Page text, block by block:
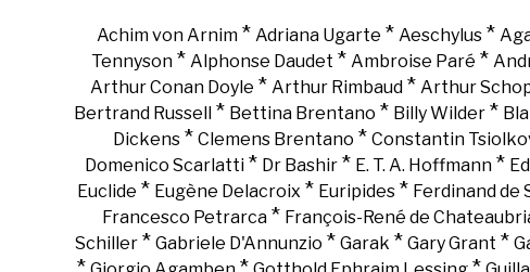
Achim von Arnim* Adriana Ugarte * Aeschylus*
Tennyson * Alphonse Daudet * Ambroise Paré *
Arthur Conan Doyle * Arthur Rimbaud * Arthur
Bertrand Russell * Bettina Brentano * Billy Wilder *
Dickens * Clemens Brentano * Constantin
Domenico Scarlatti * Dr Bashir * E. T. A. Hoffmann *
Euclide * Eugène Delacroix * Euripides * Ferdinand de
Francesco Petrarca * François-René de
Schiller * Gabriele D'Annunzio * Garak * Gary Grant *